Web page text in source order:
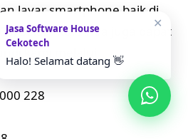
layar smartphone baik di
Selain itu, Anda juga dapat
kami melalui
228
✕
Jasa Software House
Cekotech
Halo! Selamat datang 👋